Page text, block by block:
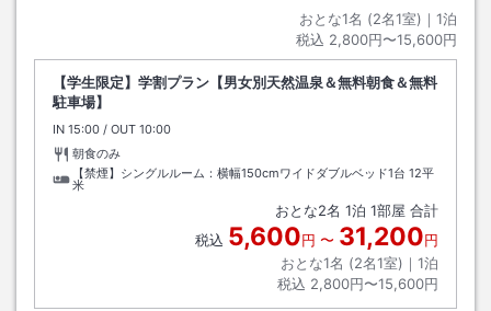
おとな1名 (2名1室)｜ 1泊
税込 2,800円〜15,600円
【学生限定】学割プラン【男女別天然温泉＆無料朝食＆無料
駐車場】
IN チェックイン
15:00 / OUT チェックアウト
10:00
朝食のみ
【禁煙】シングルルーム：横幅150cmワイドダブルベッド1台 12平
米
おとな2名 1泊 1部屋 合計
税込 5,600円 〜 31,200円
おとな1名 (2名1室)｜ 1泊
税込 2,800円〜15,600円